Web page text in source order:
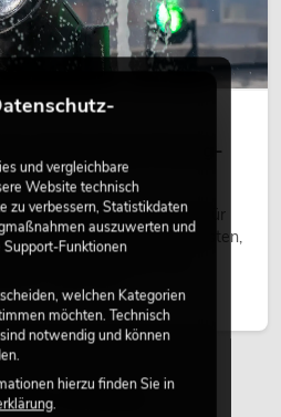
Wetterfeste Moving-
bewegliche Scheinwerfer für
bei Festivals, Stadtfesten,
und
eingesetzt.
Artikel
und vergleichbare
Website technisch
zu verbessern, Statistikdaten
auszuwerten und
Funktionen
welchen Kategorien
möchten. Technisch
notwendig und können
hierzu finden Sie in
.